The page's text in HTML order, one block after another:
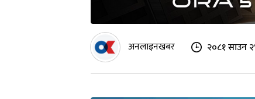
अनलाइनखबर २०८१ साउन